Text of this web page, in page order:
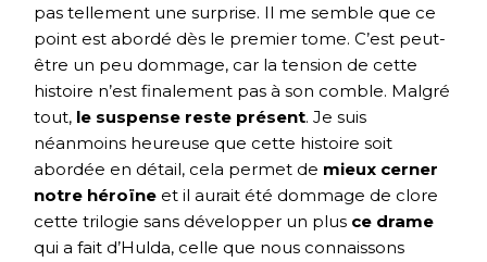
pas tellement une surprise. Il me semble que ce
point est abordé dès le premier tome. C’est peut-
être un peu dommage, car la tension de cette
histoire n’est finalement pas à son comble. Malgré
tout, le suspense reste présent. Je suis
néanmoins heureuse que cette histoire soit
abordée en détail, cela permet de mieux cerner
notre héroïne et il aurait été dommage de clore
cette trilogie sans développer un plus ce drame
qui a fait d’Hulda, celle que nous connaissons